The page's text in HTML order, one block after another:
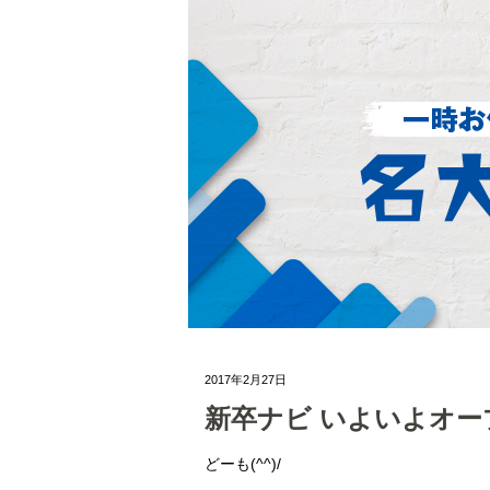
2017年2月27日
新卒ナビ いよいよオー
どーも(^^)/